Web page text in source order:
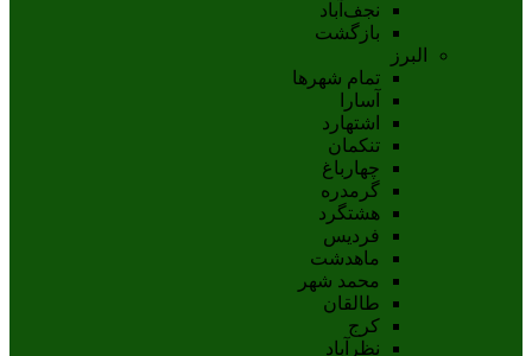
نجف‌آباد
بازگشت
البرز
تمام شهر‌ها
آسارا
اشتهارد
تنکمان
چهارباغ
گرمدره
هشتگرد
فردیس
ماهدشت
محمد شهر
طالقان
کرج
نظرآباد